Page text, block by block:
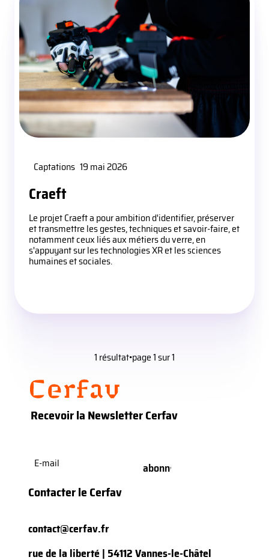
Captations 19 mai 2026
Craeft
Le projet Craeft a pour ambition d'identifier, préserver
et transmettre les gestes, techniques et savoir-faire, et
notamment ceux liés aux métiers du verre, en
s'appuyant sur les technologies XR et les sciences
humaines et sociales.
1 résultat•page 1 sur 1
Recevoir la Newsletter Cerfav
mail(Nécessaire)
Contacter le Cerfav
contact@cerfav.fr
rue de la liberté | 54112 Vannes-le-Châtel